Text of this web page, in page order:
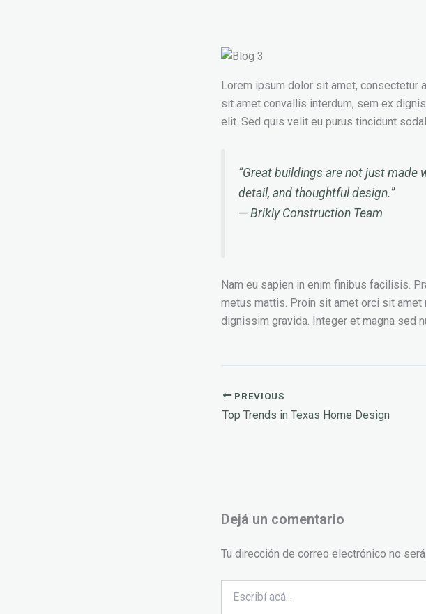
Lorem ipsum dolor sit amet, consectetur
sit amet convallis interdum, sem ex
elit. Sed quis velit eu purus tincidunt
“Great buildings are not just
detail, and thoughtful design.”
— Brikly Construction Team
Nam eu sapien in enim finibus facilisis.
metus mattis. Proin sit amet orci sit
dignissim gravida. Integer et magna sed
PREVIOUS
Top Trends in Texas Home Design
Dejá un comentario
Tu dirección de correo electrónico no
acá...